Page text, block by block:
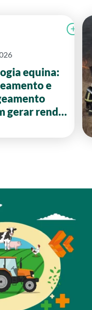
equina:
e
gerar renda